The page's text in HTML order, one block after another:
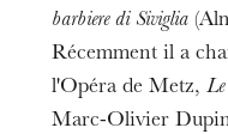
barbiere di Siviglia
Récemment il a
l'Opéra de Metz,
Marc-Olivier